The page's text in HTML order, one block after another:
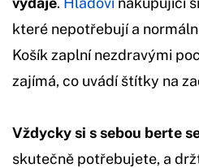
které nepotřebují a
Košík zaplní nezdravými
zajímá, co uvádí štítky na
Vždycky si s sebou berte
skutečně potřebujete, a